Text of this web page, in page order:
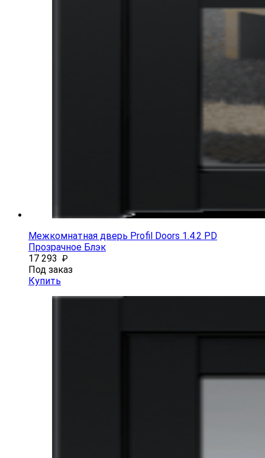
Межкомнатная дверь Profil Doors 1.4.2 PD
Прозрачное Блэк
17 293 ₽
Под заказ
Купить